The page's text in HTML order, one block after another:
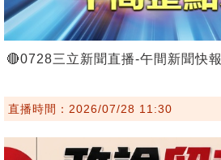
🔴0728三立新聞直播-午間新聞快報
直播時間：2026/07/28 11:30